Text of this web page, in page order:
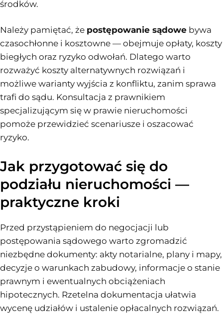
środków.
Należy pamiętać, że postępowanie sądowe bywa
czasochłonne i kosztowne — obejmuje opłaty, koszty
biegłych oraz ryzyko odwołań. Dlatego warto
rozważyć koszty alternatywnych rozwiązań i
możliwe warianty wyjścia z konfliktu, zanim sprawa
trafi do sądu. Konsultacja z prawnikiem
specjalizującym się w prawie nieruchomości
pomoże przewidzieć scenariusze i oszacować
ryzyko.
Jak przygotować się do
podziału nieruchomości —
praktyczne kroki
Przed przystąpieniem do negocjacji lub
postępowania sądowego warto zgromadzić
niezbędne dokumenty: akty notarialne, plany i mapy,
decyzje o warunkach zabudowy, informacje o stanie
prawnym i ewentualnych obciążeniach
hipotecznych. Rzetelna dokumentacja ułatwia
wycenę udziałów i ustalenie opłacalnych rozwiązań.